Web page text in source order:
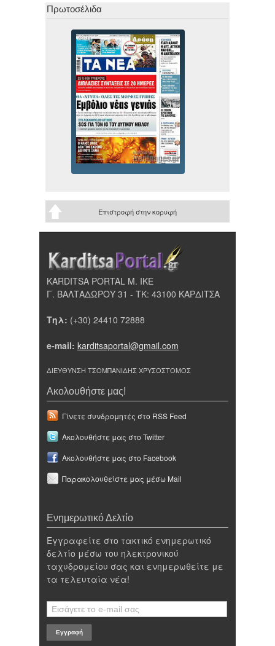
Πρωτοσέλιδα
Επιστροφή στην κορυφή
KARDITSA PORTAL Μ. ΙΚΕ
Γ. ΒΑΛΤΑΔΩΡΟΥ 31 - ΤΚ: 43100 ΚΑΡΔΙΤΣΑ
Τηλ: (+30) 24410 72888
e-mail: karditsaportal@gmail.com
ΔΙΕΥΘΥΝΣΗ ΤΣΟΜΠΑΝΙΔΗΣ ΧΡΥΣΟΣΤΟΜΟΣ
Ακολουθήστε μας!
Γίνετε συνδρομητές στο RSS Feed
Ακολουθήστε μας στο Twitter
Ακολουθήστε μας στο Facebook
Παρακολουθείστε μας μέσω Mail
Ενημερωτικό Δελτίο
Εγγραφείτε στο τακτικό ενημερωτικό
δελτίο μέσω του ηλεκτρονικού
ταχυδρομείου σας και ενημερωθείτε με
τα τελευταία νέα!